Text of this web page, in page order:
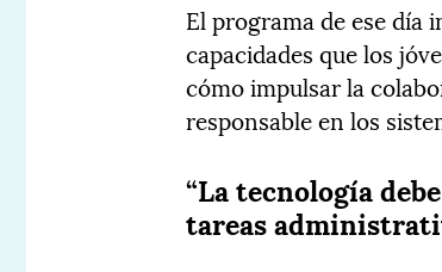
El programa de ese día
capacidades que los
cómo impulsar la
responsable en los
“La tecnología
tareas